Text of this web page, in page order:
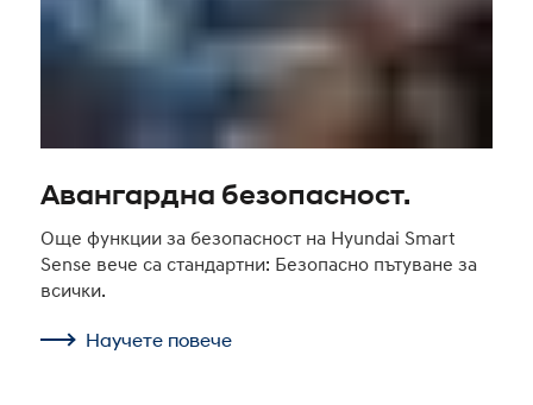
Авангардна безопасност.
Още функции за безопасност на Hyundai Smart
Sense вече са стандартни: Безопасно пътуване за
всички.
Научете повече